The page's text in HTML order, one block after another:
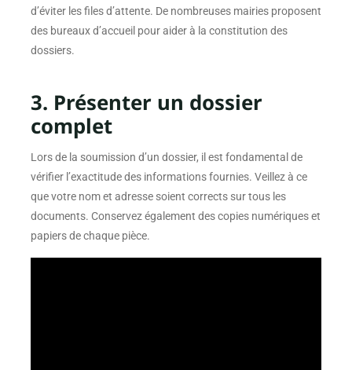
d’éviter les files d’attente. De nombreuses mairies proposent
des bureaux d’accueil pour aider à la constitution des
dossiers.
3. Présenter un dossier
complet
Lors de la soumission d’un dossier, il est fondamental de
vérifier l’exactitude des informations fournies. Veillez à ce
que votre nom et adresse soient corrects sur tous les
documents. Conservez également des copies numériques et
papiers de chaque pièce.